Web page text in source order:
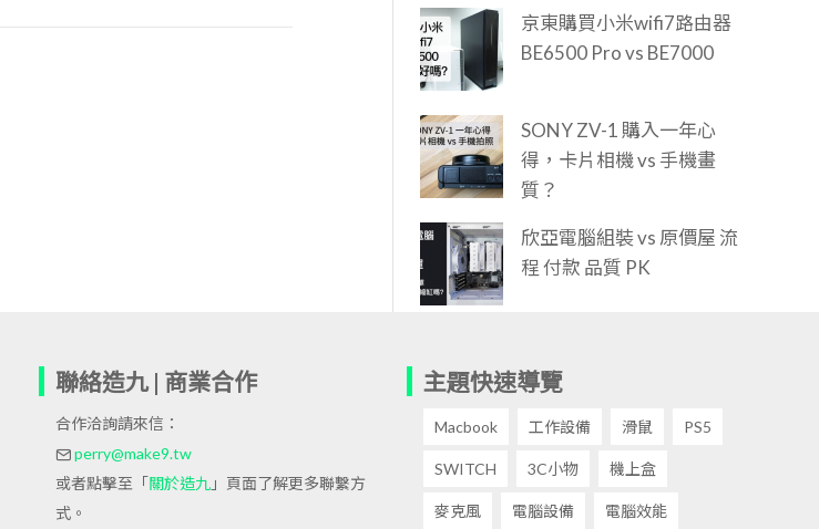
京東購買小米wifi7路由器
BE6500 Pro vs BE7000
SONY ZV-1 購入一年心
得，卡片相機 vs 手機畫
質？
欣亞電腦組裝 vs 原價屋 流
程 付款 品質 PK
聯絡造九 | 商業合作
合作洽詢請來信：
perry@make9.tw
或者點擊至「關於造九 」頁面了解更多聯繫方
式。
主題快速導覽
Macbook 工作設備 滑鼠 PS5
SWITCH 3C小物 機上盒
麥克風 電腦設備 電腦效能